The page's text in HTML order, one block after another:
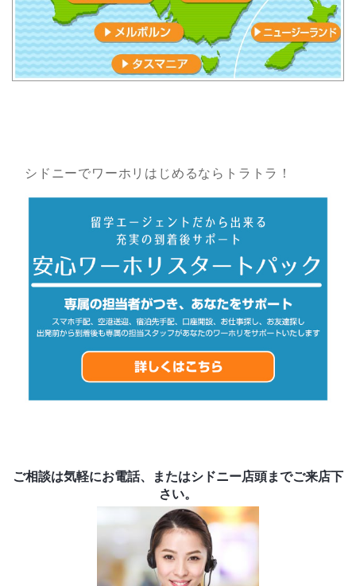
シドニーでワーホリはじめるならトラトラ！
ご相談は気軽にお電話、またはシドニー店頭までご来店下
さい。